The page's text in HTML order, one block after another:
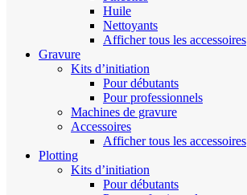
Huile
Nettoyants
Afficher tous les accessoires
Gravure
Kits d’initiation
Pour débutants
Pour professionnels
Machines de gravure
Accessoires
Afficher tous les accessoires
Plotting
Kits d’initiation
Pour débutants